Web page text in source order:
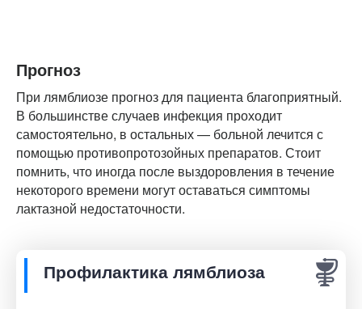
Прогноз
При лямблиозе прогноз для пациента благоприятный.
В большинстве случаев инфекция проходит
самостоятельно, в остальных — больной лечится с
помощью противопротозойных препаратов. Стоит
помнить, что иногда после выздоровления в течение
некоторого времени могут оставаться симптомы
лактазной недостаточности.
Профилактика лямблиоза